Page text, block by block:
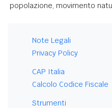
popolazione, movimento
Note Legali
Privacy Policy
CAP Italia
Calcolo Codice Fiscale
Strumenti